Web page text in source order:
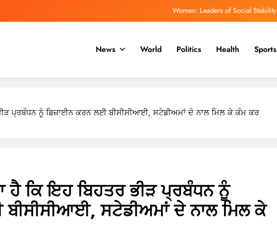
Women: Leaders of Social Stability
ਮਯੰਕ ਡਾਗਰ ਨੂੰ ਡੀਪੀਐਲ ਰਾਹੀਂ ਆਈਪੀਐਲ ਵਿੱਚ ਵਾਪਸੀ ਦੀ ਉਮੀਦ ਹੈ
ਕਹਿਣਾ ਹੈ ਕਿ ਇਤਿਹਾਸ ਵਿੱਚ ਸਭ ਤੋਂ ਤੇਜ਼ੀ ਨਾਲ ਵੱਧ ਰਹੇ ਇਬੋਲਾ ਪ੍ਰਕੋਪ ਵਿੱਚ ਮਰਨ ਵਾਲਿਆਂ ਦੀ ਗਿਣਤੀ
News World Politics Health Sports
ਪ੍ਰਬੰਧਨ ਨੂੰ ਡਿਜ਼ਾਈਨ ਕਰਨ ਲਈ ਬੀਸੀਸੀਆਈ, ਸਟੇਡੀਅਮਾਂ ਦੇ ਨਾਲ ਮਿਲ ਕੇ ਕੰਮ ਕਰ
ਹੈ ਕਿ ਇਹ ਬਿਹਤਰ ਭੀੜ ਪ੍ਰਬੰਧਨ ਨੂੰ
ਸਟੇਡੀਅਮਾਂ ਦੇ ਨਾਲ ਮਿਲ ਕੇ